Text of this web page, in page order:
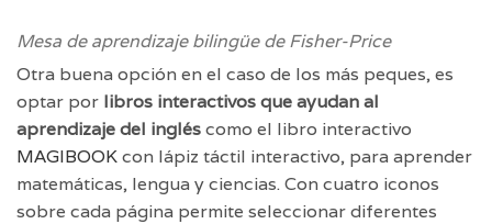
Mesa de aprendizaje bilingüe de Fisher-Price
Otra buena opción en el caso de los más peques, es
optar por libros interactivos que ayudan al
aprendizaje del ingléscomo el libro interactivo
MAGIBOOKcon lápiz táctil interactivo, para aprender
matemáticas, lengua y ciencias. Con cuatro iconos
sobre cada página permite seleccionar diferentes